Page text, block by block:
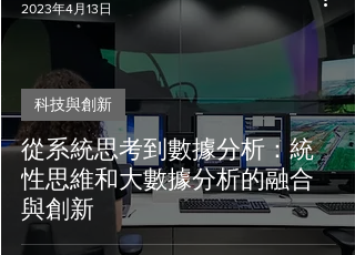
從系統思考到數據分析：統
性思維和大數據分析的融合
與創新
科技與創新
2023年4月13日